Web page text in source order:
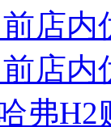
店内
店内
弗H2